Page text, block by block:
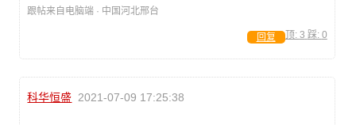
跟帖来自电脑端 · 中国河北邢台
顶: 3 踩: 0
回复
科华恒盛 2021-07-09 17:25:38